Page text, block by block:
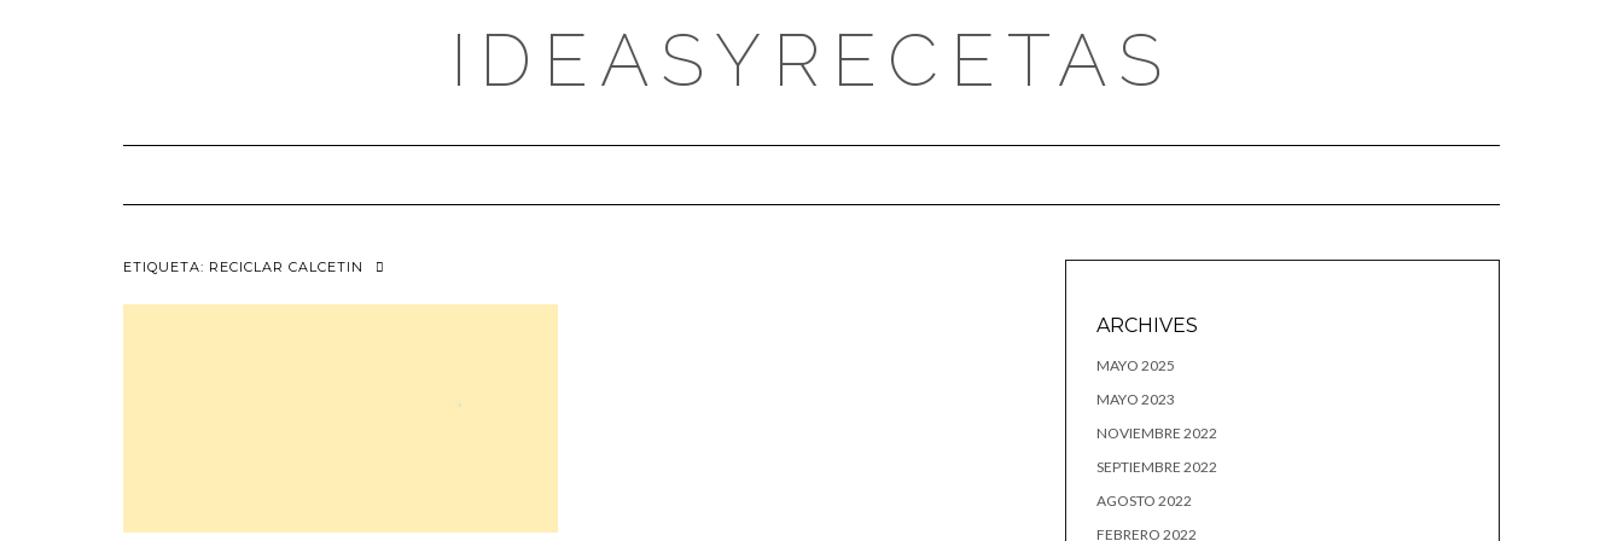
IDEASYRECETAS
ETIQUETA: RECICLAR CALCETIN
ARCHIVES
MAYO 2025
MAYO 2023
NOVIEMBRE 2022
SEPTIEMBRE 2022
AGOSTO 2022
FEBRERO 2022